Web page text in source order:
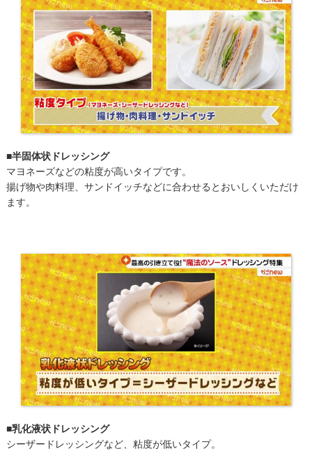
■半固体状ドレッシング
マヨネーズなどの粘度が高いタイプです。
揚げ物や肉料理、サンドイッチなどに合わせるとおいしくいただけ
ます。
■乳化液状ドレッシング
シーザードレッシングなど、粘度が低いタイプ。